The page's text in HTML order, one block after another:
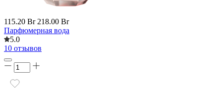
115.20 Br 218.00 Br
Парфюмерная вода
5.0
10 отзывов